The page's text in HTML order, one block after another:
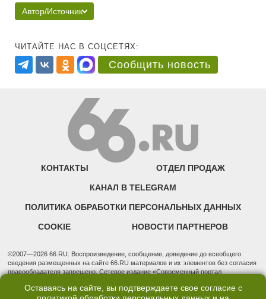
Автор/Источник
ЧИТАЙТЕ НАС В СОЦСЕТЯХ:
Сообщить новость
КОНТАКТЫ ОТДЕЛ ПРОДАЖ
КАНАЛ В TELEGRAM
ПОЛИТИКА ОБРАБОТКИ ПЕРСОНАЛЬНЫХ ДАННЫХ
COOKIE НОВОСТИ ПАРТНЕРОВ
©2007—2026 66.RU. Воспроизведение, сообщение, доведение до всеобщего
сведения размещенных на сайте 66.RU материалов и их элементов без согласия
правообладателя запрещено. Сетевое издание «Современный портал
надзору в сфере связи, информационных технологий и массовых коммуникаций
Оставаясь на сайте, вы подтверждаете свое согласие с